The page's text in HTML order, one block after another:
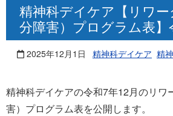
精神科デイケア【リワ
分障害）プログラム表】
2025年12月1日 精神科デイケア 精
精神科デイケアの令和7年12月のリワ
害）プログラム表を公開します。